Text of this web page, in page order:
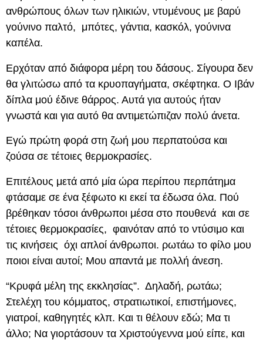
ανθρώπους όλων των ηλικιών, ντυμένους με βαρύ
γούνινο παλτό, μπότες, γάντια, κασκόλ, γούνινα
καπέλα.
Ερχόταν από διάφορα μέρη του δάσους. Σίγουρα δεν
θα γλιτώσω από τα κρυοπαγήματα, σκέφτηκα. Ο Ιβάν
δίπλα μού έδινε θάρρος. Αυτά για αυτούς ήταν
γνωστά και για αυτό θα αντιμετώπιζαν πολύ άνετα.
Εγώ πρώτη φορά στη ζωή μου περπατούσα και
ζούσα σε τέτοιες θερμοκρασίες.
Επιτέλους μετά από μία ώρα περίπου περπάτημα
φτάσαμε σε ένα ξέφωτο κι εκεί τα έδωσα όλα. Πού
βρέθηκαν τόσοι άνθρωποι μέσα στο πουθενά και σε
τέτοιες θερμοκρασίες, φαινόταν από το ντύσιμο και
τις κινήσεις όχι απλοί άνθρωποι. ρωτάω το φίλο μου
ποιοι είναι αυτοί; Μου απαντά με πολλή άνεση.
“Κρυφά μέλη της εκκλησίας”. Δηλαδή, ρωτάω;
Στελέχη του κόμματος, στρατιωτικοί, επιστήμονες,
γιατροί, καθηγητές κλπ. Και τι θέλουν εδώ; Μα τι
άλλο; Να γιορτάσουν τα Χριστούγεννα μού είπε, και